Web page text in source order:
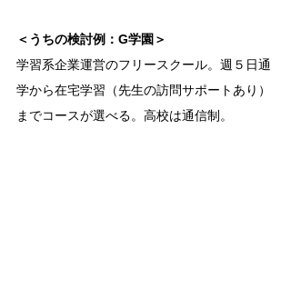
＜うちの検討例：G学園＞
学習系企業運営のフリースクール。週５日通
学から在宅学習（先生の訪問サポートあり）
までコースが選べる。高校は通信制。